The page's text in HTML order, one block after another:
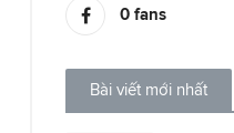
0 fans
Bài viết mới nhất